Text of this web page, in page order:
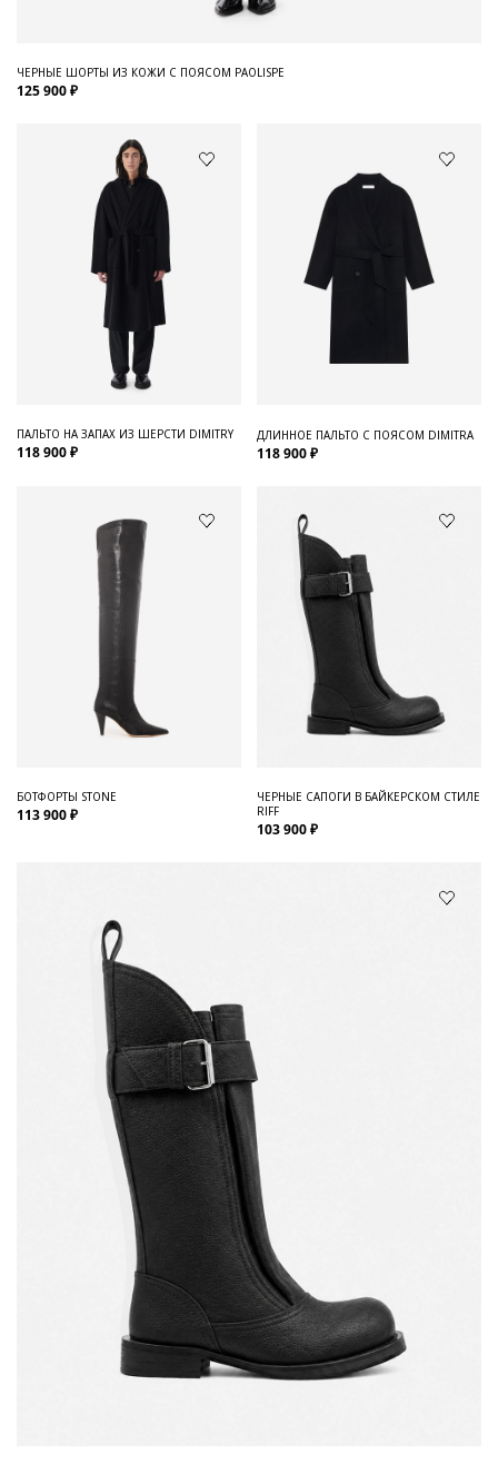
ЧЕРНЫЕ ШОРТЫ ИЗ КОЖИ С ПОЯСОМ PAOLISPE
125 900 ₽
ПАЛЬТО НА ЗАПАХ ИЗ ШЕРСТИ DIMITRY
118 900 ₽
ДЛИННОЕ ПАЛЬТО С ПОЯСОМ DIMITRA
118 900 ₽
БОТФОРТЫ STONE
113 900 ₽
ЧЕРНЫЕ САПОГИ В БАЙКЕРСКОМ СТИЛЕ
RIFF
103 900 ₽